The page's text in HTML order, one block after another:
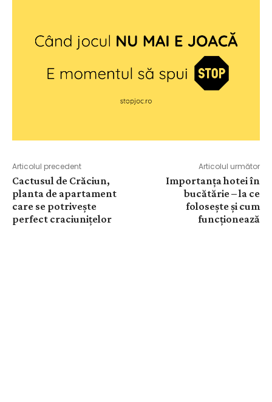
Articolul precedent
Cactusul de Crăciun,
planta de apartament
care se potrivește
perfect craciunițelor
Articolul următor
Importanța hotei în
bucătărie – la ce
folosește și cum
funcționează